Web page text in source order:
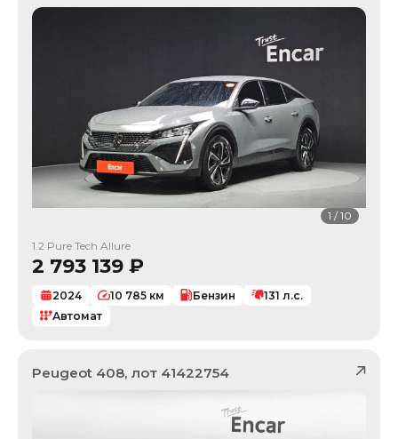
1 /10
1.2 Pure Tech Allure
2 793 139 ₽
2024 10 785 км Бензин 131 л.с.
Автомат
Peugeot 408, лот 41422754